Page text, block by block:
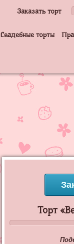
Заказать торт
Свадебные торты
Торт